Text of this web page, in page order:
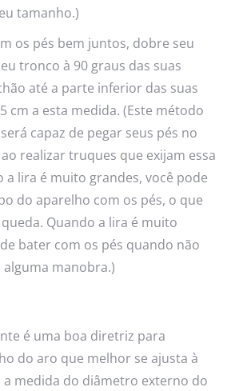
tamanho.)
os pés bem juntos, dobre seu
tronco à 90 graus das suas
até a parte inferior das suas
cm a esta medida. (Este método
capaz de pegar seus pés no
realizar truques que exijam essa
a lira é muito grandes, você pode
do aparelho com os pés, o que
Quando a lira é muito
bater com os pés quando não
manobra.)
é uma boa diretriz para
do aro que melhor se ajusta à
a medida do diâmetro externo do